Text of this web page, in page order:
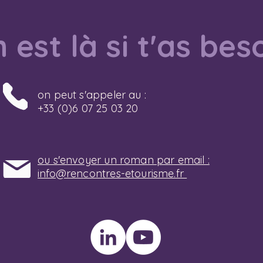
est là si t'as
on peut s'appeler au :
+33 (0)6 07 25 03 20
ou s'envoyer un roman par email :
info@rencontres-etourisme.fr